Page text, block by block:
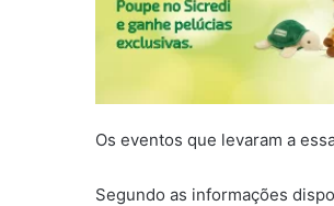
Os eventos que levaram a
Segundo as informações